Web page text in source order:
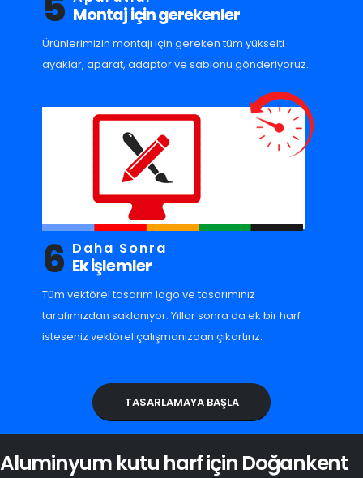
Montaj için gerekenler
Ürünlerimizin montajı için gereken tüm yükselti
ayaklar, aparat, adaptor ve sablonu gönderiyoruz.
6 Daha Sonra
Ek işlemler
Tüm vektörel tasarım logo ve tasarımınız
tarafımızdan saklanıyor. Yıllar sonra da ek bir harf
isteseniz vektörel çalışmanızdan çıkartırız.
TASARLAMAYA BAŞLA
Aluminyum kutu harf için Doğankent